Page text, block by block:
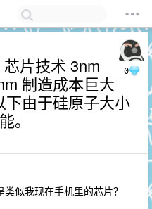
0
片技术 3nm
制造成本巨大
下由于硅原子大小
。
似我现在手机里的芯片？